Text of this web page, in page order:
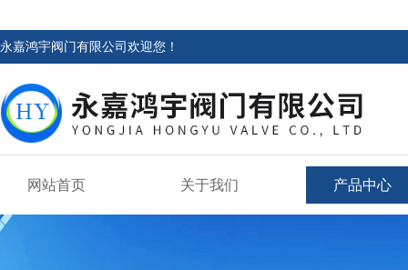
永嘉鸿宇阀门有限公司欢迎您！
网站首页 关于我们 产品中心